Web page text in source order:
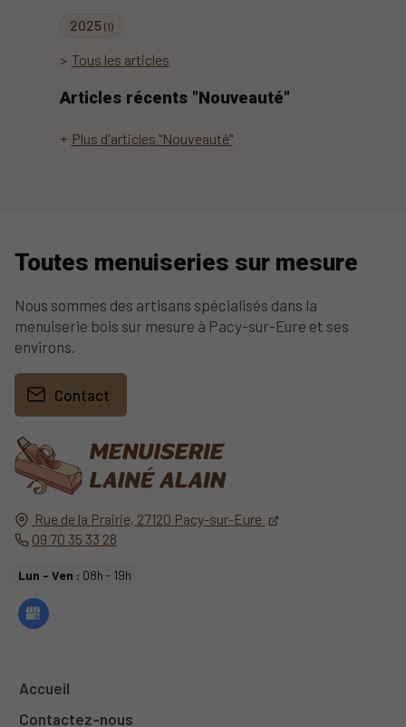
2025 (1)
Tous les articles
Articles récents "Nouveauté"
Plus d'articles "Nouveauté"
Rue de la Prairie, 27120 Pacy-sur-Eure
09 70 35 33 28
Lun - Ven : 08h - 19h
Accueil
Contactez-nous
Toutes menuiseries sur mesure
Nous sommes des artisans spécialisés dans la
menuiserie bois sur mesure à Pacy-sur-Eure et ses
environs.
Contact